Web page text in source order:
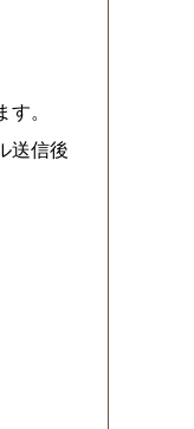
。
送信後